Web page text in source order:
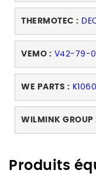
THERMOTEC :
VEMO : V42-79-
WE PARTS :
WILMINK GROUP
Produits